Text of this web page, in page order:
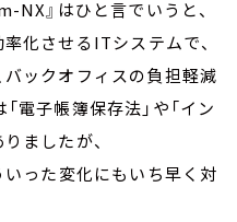
』はひと言でいうと、
化させるITシステムで、
ックオフィスの負担軽減
電子帳簿保存法」や「イン
ましたが、
った変化にもいち早く対